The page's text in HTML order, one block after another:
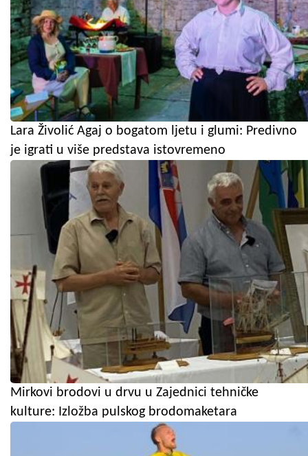
Lara Živolić Agaj o bogatom ljetu i glumi: Predivno
je igrati u više predstava istovremeno
Mirkovi brodovi u drvu u Zajednici tehničke
kulture: Izložba pulskog brodomaketara